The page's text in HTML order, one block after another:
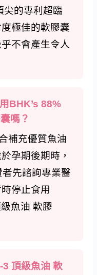
尖的專利超臨
極佳的軟膠囊
不會產生令人
BHK’s 88%
嗎？
補充優質魚油
孕期後期時，
者先諮詢專業醫
停止食用
魚油 軟膠
頂級魚油 軟